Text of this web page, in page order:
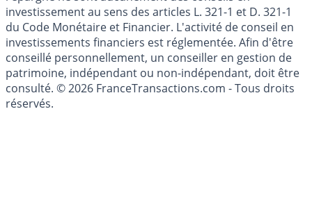
Les articles et commentaires publiés sur le guide de
l'épargne ne sont aucunement des conseils en
investissement au sens des articles L. 321-1 et D. 321-1
du Code Monétaire et Financier. L'activité de conseil en
investissements financiers est réglementée. Afin d'être
conseillé personnellement, un conseiller en gestion de
patrimoine, indépendant ou non-indépendant, doit être